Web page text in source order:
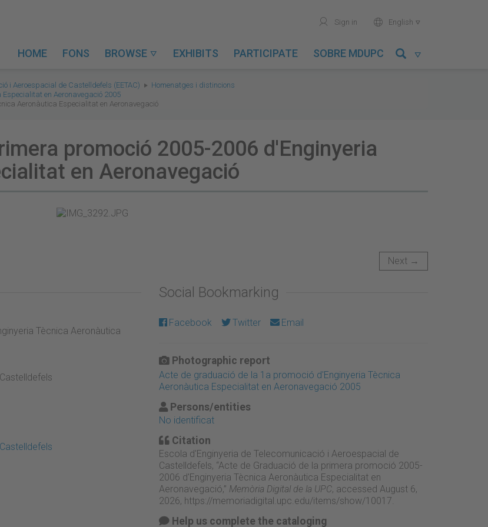
user Sign in world English 
HOME FONS BROWSE  EXHIBITS PARTICIPATE SOBRE MDUPC 
i Aeroespacial de Castelldefels (EETAC)
Homenatges i distincions
en Aeronavegació 2005
Aeronàutica Especialitat en Aeronavegació
promoció 2005-2006 d'Enginyeria
en Aeronavegació
Next →
Tècnica Aeronàutica
Social Bookmarking
Facebook Twitter Email
Photographic report
Acte de graduació de la 1a promoció d'Enginyeria Tècnica
Aeronàutica Especialitat en Aeronavegació 2005
Persons/entities
No identificat
Citation
Escola d'Enginyeria de Telecomunicació i Aeroespacial de
Castelldefels, “Acte de Graduació de la primera promoció 2005-
2006 d'Enginyeria Tècnica Aeronàutica Especialitat en
Aeronavegació,” Memòria Digital de la UPC, accessed August 6,
2026, https://memoriadigital.upc.edu/items/show/10017
Help us complete the cataloging